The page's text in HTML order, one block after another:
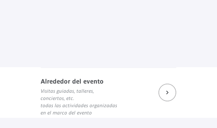
Alrededor del evento
Visitas guiadas, talleres,
conciertos, etc.
todas las actividades organizadas
en el marco del evento